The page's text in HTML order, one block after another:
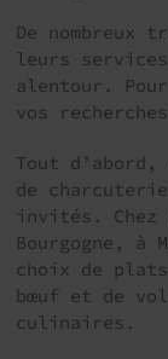
De nombreux
leurs
alentour.
vos
Tout
de
invités. Chez
Bourgogne, à
choix de
bœuf et de
culinaires.